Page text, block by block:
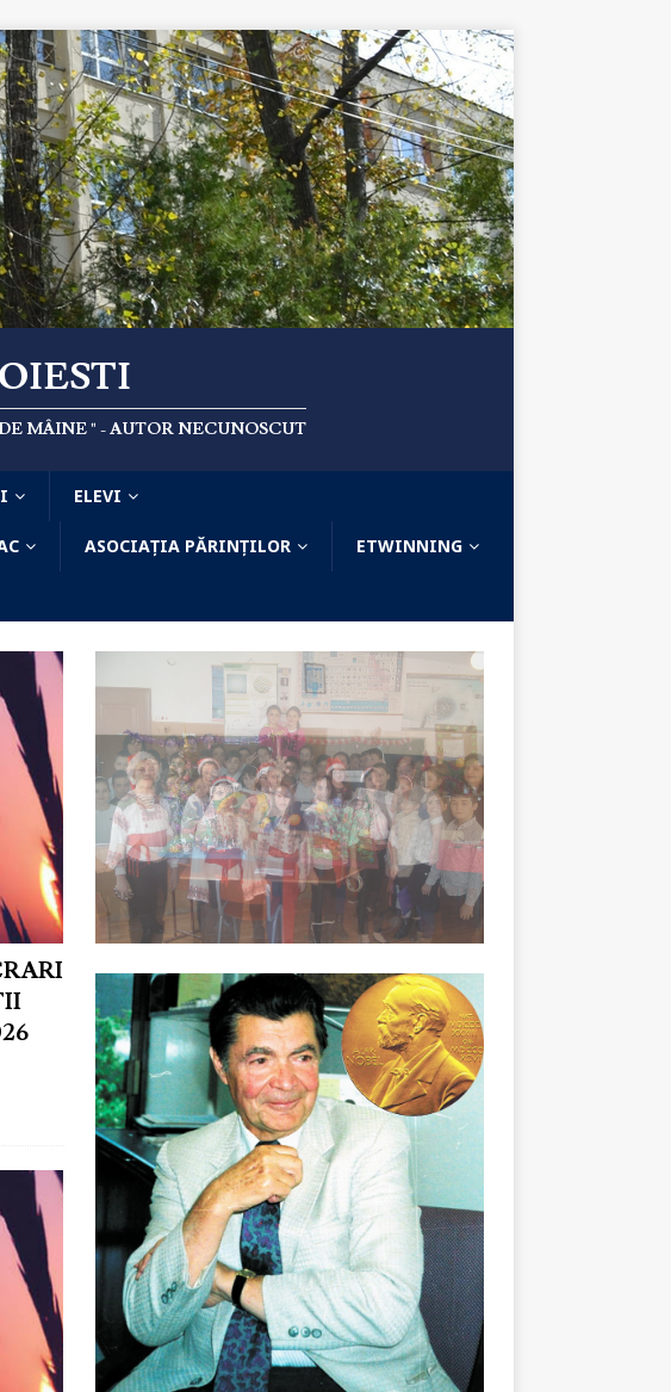
MÂINE " - AUTOR NECUNOSCUT
ELEVI
ASOCIAȚIA PĂRINȚILOR ETWINNING